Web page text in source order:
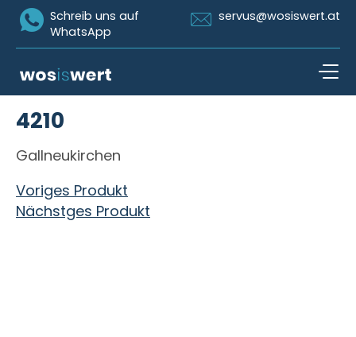
Icon Whatsapp
Schreib uns auf
WhatsApp
Icon Email
servus@wosiswert.at
4210
Gallneukirchen
Beitragsnavigation
Voriges Produkt
Nächstges Produkt